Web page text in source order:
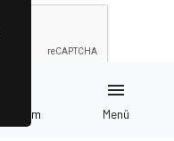
İletişim
menu
Menü